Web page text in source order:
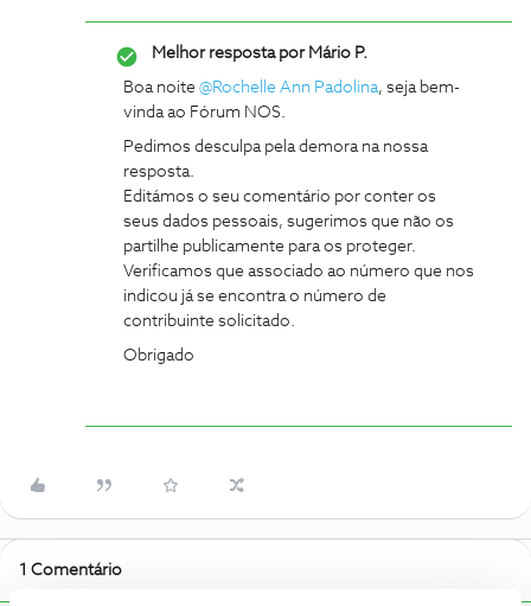
Melhor resposta porMário P.
Boa noite @Rochelle Ann Padolina, seja bem-
vinda ao Fórum NOS.
Pedimos desculpa pela demora na nossa
resposta.
Editámos o seu comentário por conter os
seus dados pessoais, sugerimos que não os
partilhe publicamente para os proteger.
Verificamos que associado ao número que nos
indicou já se encontra o número de
contribuinte solicitado.
Obrigado
1 Comentário